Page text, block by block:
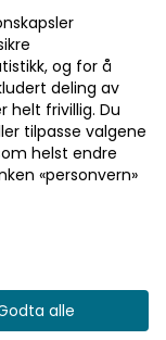
ByttByttByttBytt
og for å
deling av
helt frivillig. Du
tilpasse valgene
helst endre
«personvern»
alle